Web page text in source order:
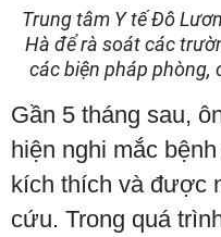
Trung tâm Y tế Đô
Hà để rà soát các
các biện pháp phòng,
Gần 5 tháng sau,
hiện nghi mắc
kích thích và được
cứu. Trong quá